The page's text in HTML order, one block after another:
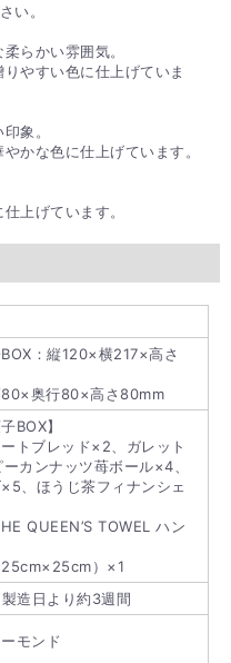
い。
らかい雰囲気。
やすい色に仕上げていま
象。
かな色に仕上げています。
上げています。
：縦120×横217×高さ
80×奥行80×高さ80mm
BOX】
トブレッド×2、ガレット
カンナッツ苺ボール×4、
、ほうじ茶フィナンシェ
QUEEN’S TOWEL ハン
25cm×25cm）×1
製造日より約3週間
モンド